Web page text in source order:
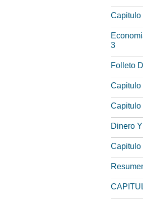
Capitulo
3
Folleto
Capitulo
Capitulo
Dinero
Capitulo